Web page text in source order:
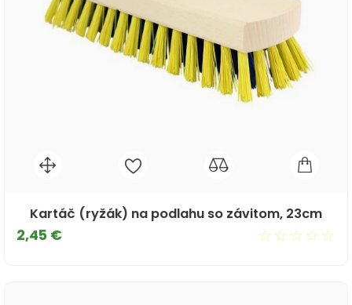
Kartáč (ryžák) na podlahu so závitom, 23cm
2,45 €Cena